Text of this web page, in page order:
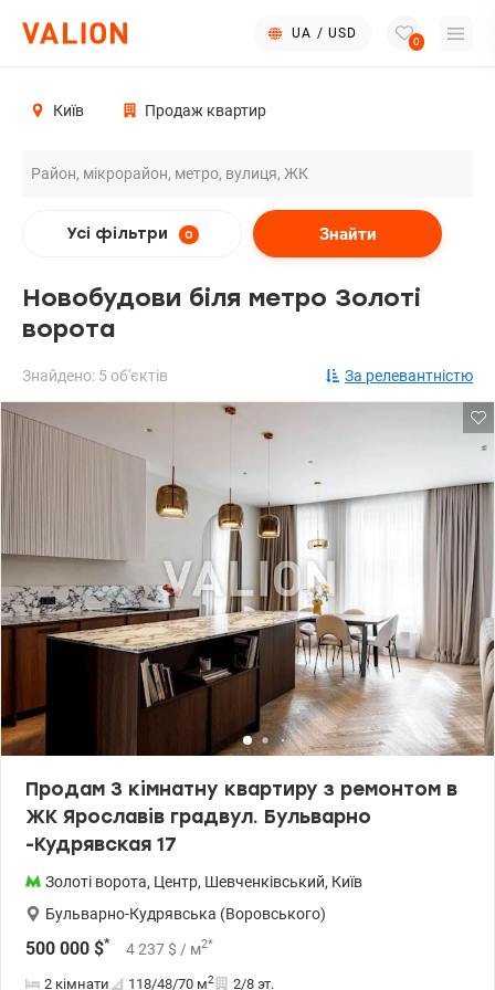
UA / USD
0
Київ Продаж квартир
Усі фільтри 0 Знайти
Новобудови біля метро Золоті
ворота
Знайдено: 5 об'єктів За релевантністю
Продам 3 кімнатну квартиру з ремонтом в
ЖК Ярославів градвул. Бульварно
-Кудрявская 17
Золоті ворота, Центр, Шевченківський, Київ
Бульварно-Кудрявська (Воровського)
500 000 $* 4 237 $ / м2*
2 кімнати 118/48/70 м2 2/8 эт.